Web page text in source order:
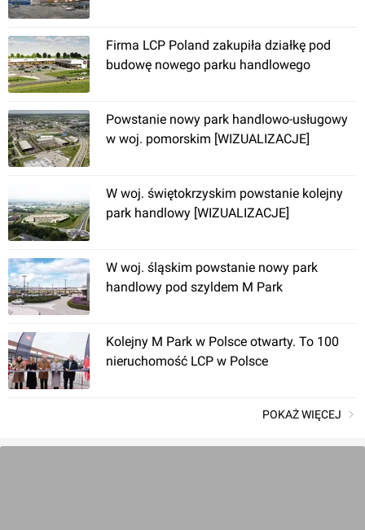
Firma LCP Poland zakupiła działkę pod
budowę nowego parku handlowego
Powstanie nowy park handlowo-usługowy
w woj. pomorskim [WIZUALIZACJE]
W woj. świętokrzyskim powstanie kolejny
park handlowy [WIZUALIZACJE]
W woj. śląskim powstanie nowy park
handlowy pod szyldem M Park
Kolejny M Park w Polsce otwarty. To 100
nieruchomość LCP w Polsce
POKAŻ WIĘCEJ